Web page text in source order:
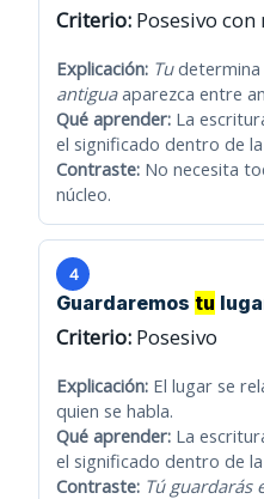
Criterio: Posesivo
Explicación: Tudetermina
antiguaaparezca entre
Qué aprender: La
el significado dentro de
Contraste: No necesita
núcleo.
4
Guardaremos tu
Criterio: Posesivo
Explicación: El lugar se
quien se habla.
Qué aprender: La
el significado dentro de
Contraste: Tú guardarás